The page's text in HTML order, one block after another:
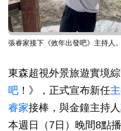
張睿家接下《效年出發吧》主持人
東森超視外景旅遊實境
吧 ！》，正式宣布新任
睿家接棒，與金鐘主持人
本週日（7日）晚間8點